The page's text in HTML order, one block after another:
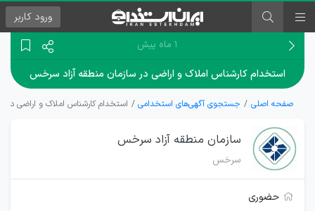
ورود کاربر
۱ ماه پیش
استخدام کارشناس املاک و اراضی در سازمان منطقه آزاد سرخس
صفحه اصلی جستجوی آگهی‌های استخدامی استخدام کارشناس املاک و اراضی در
سازمان منطقه آزاد سرخس
سرخس
حضوری